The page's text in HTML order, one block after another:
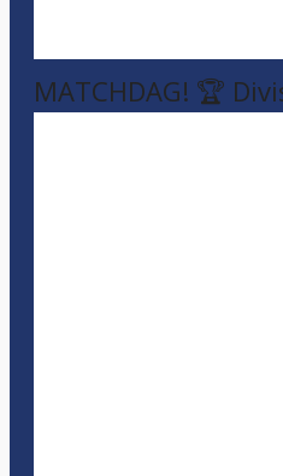
MATCHDAG! 🏆